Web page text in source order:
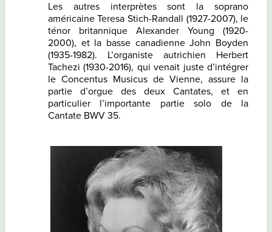
Les autres interprètes sont la soprano
américaine Teresa Stich-Randall (1927-2007), le
ténor britannique Alexander Young (1920-
2000), et la basse canadienne John Boyden
(1935-1982). L’organiste autrichien Herbert
Tachezi (1930-2016), qui venait juste d’intégrer
le Concentus Musicus de Vienne, assure la
partie d’orgue des deux Cantates, et en
particulier l’importante partie solo de la
Cantate BWV 35.